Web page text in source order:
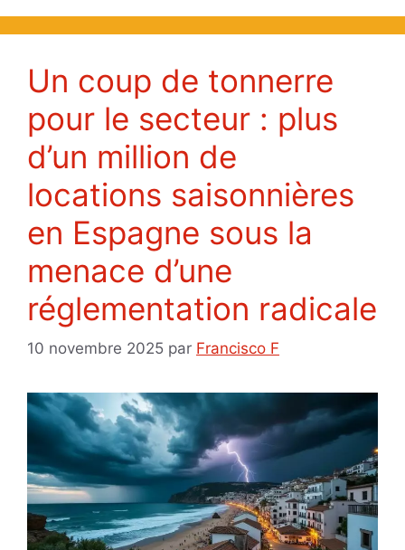
Un coup de tonnerre
pour le secteur : plus
d’un million de
locations saisonnières
en Espagne sous la
menace d’une
réglementation radicale
10 novembre 2025 par Francisco F